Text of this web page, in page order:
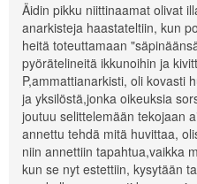
Äidin pikku niittinaamat olivat
anarkisteja haastateltiin, kun
heitä toteuttamaan
pyörätelineitä ikkunoihin ja
P,ammattianarkisti, oli kovasti
ja yksilöstä,jonka oikeuksia
joutuu selittelemään tekojaan
annettu tehdä mitä huvittaa,
niin annettiin tapahtua,vaikka
kun se nyt estettiin, kysytään